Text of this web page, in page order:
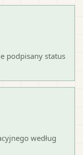
podpisany status
według